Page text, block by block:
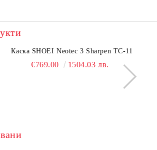
Каска SHOEI Neotec 3 Sharpen TC-11
€769.00 1504.03 лв.